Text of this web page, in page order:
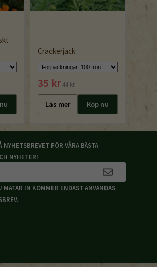
Crackerjack
35 kr44 kr
Läs mer Köp nu
NYHETSBREVET FÖR VÅRA BÄSTA
NYHETER!
MATAR IN KOMMER ENDAST ANVÄNDAS